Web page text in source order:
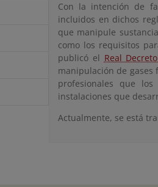
Con la intención de
incluidos en dichos
que manipule
como los requisitos
publicó el Real
manipulación de gases
profesionales que
instalaciones que
Actualmente, se está